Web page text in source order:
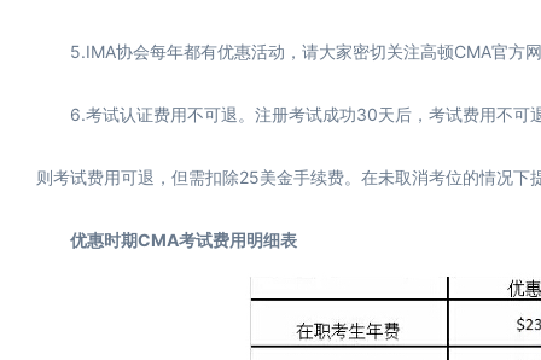
5.IMA协会每年都有优惠活动，请大家密切关注高顿CMA官方
6.考试认证费用不可退。注册考试成功30天后，考试费用不可
则考试费用可退，但需扣除25美金手续费。在未取消考位的情况下
优惠时期CMA考试费用明细表